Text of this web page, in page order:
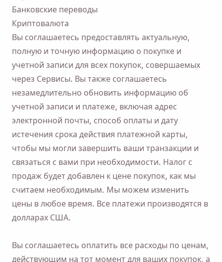
Банковские переводы
Криптовалюта
Вы соглашаетесь предоставлять актуальную,
полную и точную информацию о покупке и
учетной записи для всех покупок, совершаемых
через Сервисы. Вы также соглашаетесь
незамедлительно обновить информацию об
учетной записи и платеже, включая адрес
электронной почты, способ оплаты и дату
истечения срока действия платежной карты,
чтобы мы могли завершить ваши транзакции и
связаться с вами при необходимости. Налог с
продаж будет добавлен к цене покупок, как мы
считаем необходимым. Мы можем изменить
цены в любое время. Все платежи производятся в
долларах США.
Вы соглашаетесь оплатить все расходы по ценам,
действующим на тот момент для ваших покупок, а